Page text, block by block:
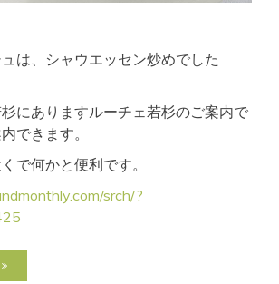
ュは、シャウエッセン炒めでした
にありますルーチェ若杉のご案内で
できます。
で何かと便利です。
srch/?